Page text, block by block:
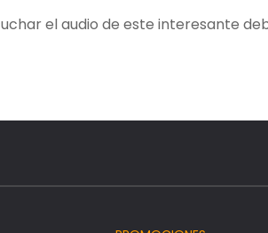
el audio de este interesante